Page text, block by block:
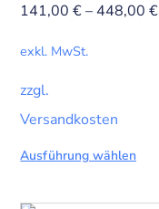
141,00€– 448,00€
exkl. MwSt.
zzgl.
Versandkosten
Ausführung wählen